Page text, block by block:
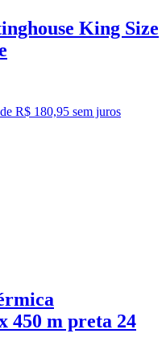
King Size
R$ 180,95 sem juros
450 m preta 24